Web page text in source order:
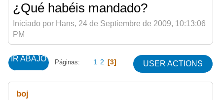
¿Qué habéis mandado?
Iniciado por Hans, 24 de Septiembre de 2009, 10:13:06
PM
IR ABAJO Páginas 1 2 3 USER ACTIONS
boj